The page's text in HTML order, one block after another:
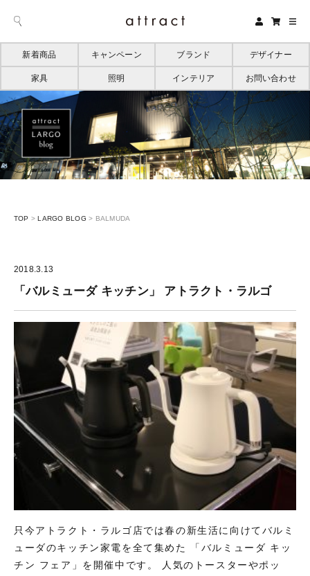
新着商品 キャンペーン ブランド デザイナー
家具 照明 インテリア お問い合わせ
TOP > LARGO BLOG > BALMUDA
2018.3.13
「バルミューダ キッチン」 アトラクト・ラルゴ
只今アトラクト・ラルゴ店では春の新生活に向けてバルミ
ューダのキッチン家電を全て集めた 「バルミューダ キッ
チン フェア」を開催中です。 人気のトースターやポッ